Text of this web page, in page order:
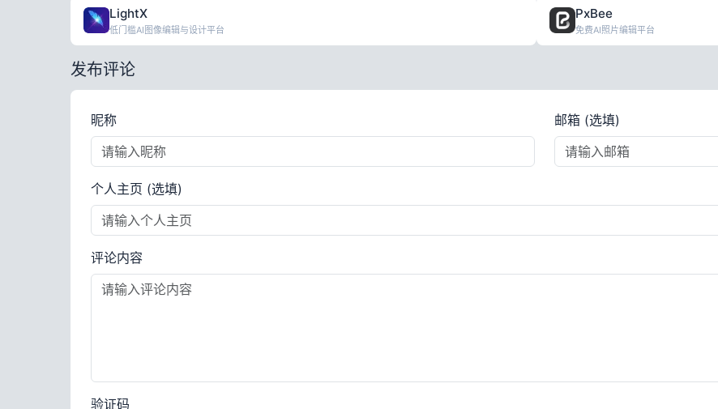
LightX
低门槛AI图像编辑与设计平台
PxBee
免费AI照片编辑平台
发布评论
昵称 邮箱 (选填)
个人主页 (选填)
评论内容
验证码